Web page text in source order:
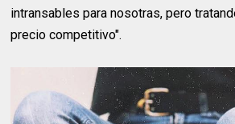
intransables para nosotras, pero
precio competitivo".